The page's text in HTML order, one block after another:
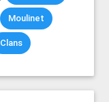
Moulinet
Clans